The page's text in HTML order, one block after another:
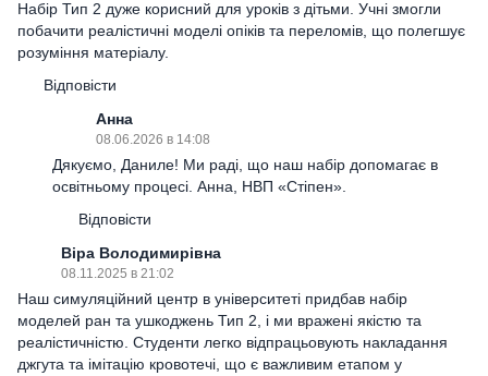
Набір Тип 2 дуже корисний для уроків з дітьми. Учні змогли
побачити реалістичні моделі опіків та переломів, що полегшує
розуміння матеріалу.
Відповісти
Анна
08.06.2026 в 14:08
Дякуємо, Даниле! Ми раді, що наш набір допомагає в
освітньому процесі. Анна, НВП «Стіпен».
Відповісти
Віра Володимирівна
08.11.2025 в 21:02
Наш симуляційний центр в університеті придбав набір
моделей ран та ушкоджень Тип 2, і ми вражені якістю та
реалістичністю. Студенти легко відпрацьовують накладання
джгута та імітацію кровотечі, що є важливим етапом у